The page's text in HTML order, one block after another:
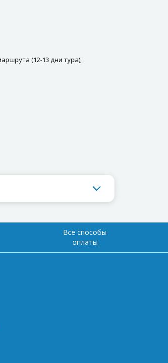
(12-13 дни тура);
удобным для вас. Продолжая
cookie
Все способы
оплаты